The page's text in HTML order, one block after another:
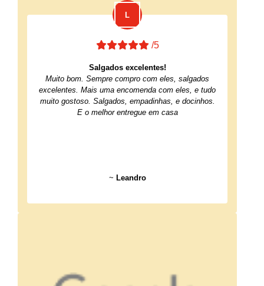
/5
Salgados excelentes!
Muito bom. Sempre compro com eles, salgados
excelentes. Mais uma encomenda com eles, e tudo
muito gostoso. Salgados, empadinhas, e docinhos.
E o melhor entregue em casa
~ Leandro